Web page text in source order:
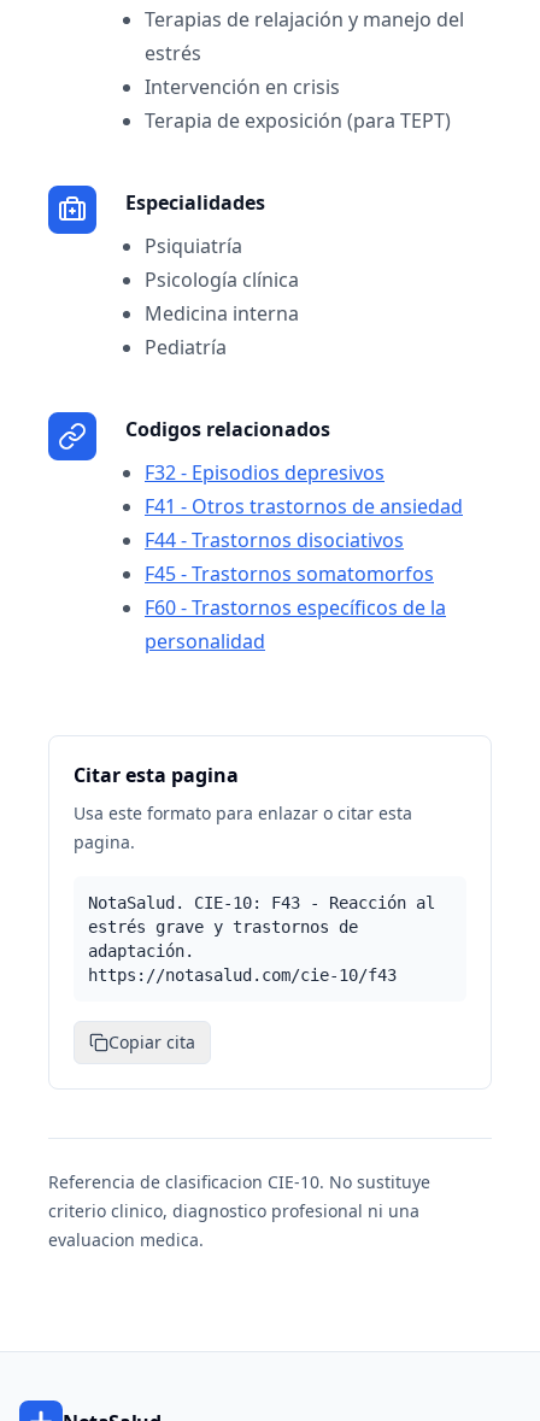
Terapias de relajación y manejo del
estrés
Intervención en crisis
Terapia de exposición (para TEPT)
Especialidades
Psiquiatría
Psicología clínica
Medicina interna
Pediatría
Codigos relacionados
F32 - Episodios depresivos
F41 - Otros trastornos de ansiedad
F44 - Trastornos disociativos
F45 - Trastornos somatomorfos
F60 - Trastornos específicos de la
personalidad
Citar esta pagina
Usa este formato para enlazar o citar esta
pagina.
NotaSalud. CIE-10: F43 - Reacción al
estrés grave y trastornos de
adaptación.
https://notasalud.com/cie-10/f43
Copiar cita
Referencia de clasificacion CIE-10. No sustituye
criterio clinico, diagnostico profesional ni una
evaluacion medica.